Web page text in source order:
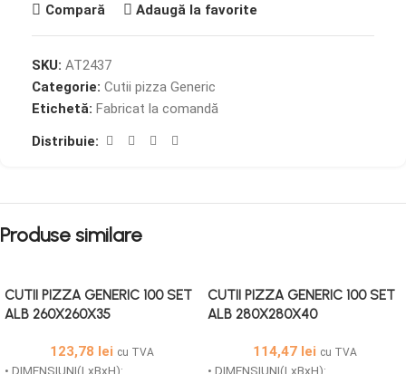
Compară Adaugă la favorite
SKU: AT2437
Categorie: Cutii pizza Generic
Etichetă: Fabricat la comandă
Distribuie:
Produse similare
CUTII PIZZA GENERIC 100 SET
ALB 260X260X35
123,78 lei cu TVA
• DIMENSIUNI(LxBxH):
CUTII PIZZA GENERIC 100 SET
ALB 280X280X40
114,47 lei cu TVA
• DIMENSIUNI(LxBxH):